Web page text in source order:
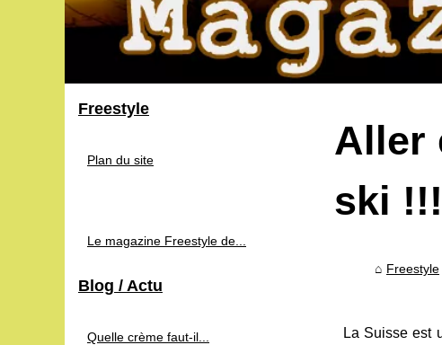
Aller
ski
Freestyle
La Suisse est
Freestyle
Plan du site
Le magazine Freestyle de...
Blog / Actu
Quelle crème faut-il...